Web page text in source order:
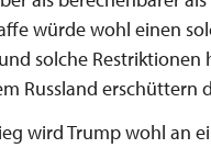
würde wohl einen
solche Restriktionen
Russland erschüttern
wird Trump wohl an